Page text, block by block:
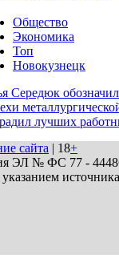
Общество
Экономика
Топ
Новокузнецк
Середюк
лучших
сайта | 18+
№ ФС 77 - 44486